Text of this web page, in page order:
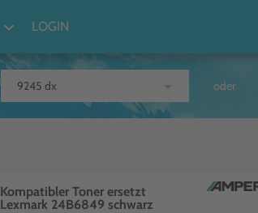
keyboard_arrow_down LOGIN
oder
Kompatibler Toner ersetzt
Lexmark 24B6849 schwarz